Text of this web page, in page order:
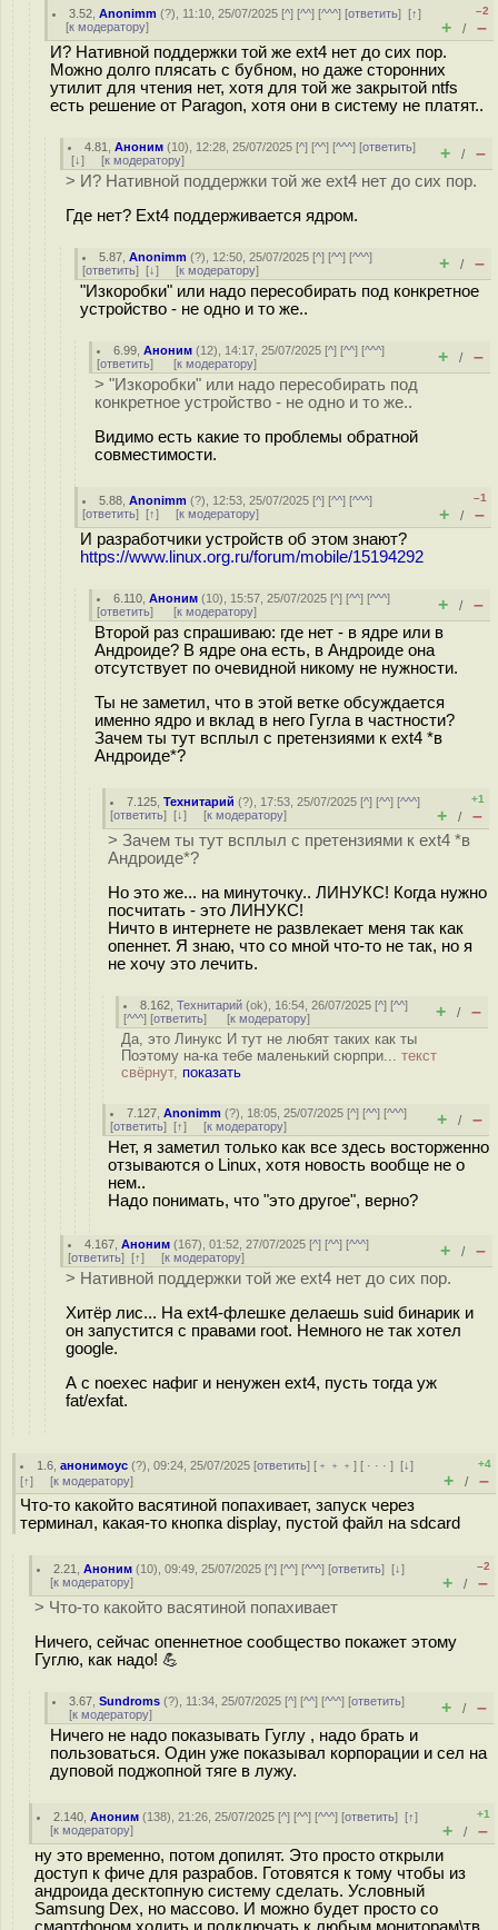
3.52 ,Anonimm (?), 11:10, 25/07/2025 [^] [^^] [^^^] [ответить][↑]
[к модератору]
–2
+ / –
И? Нативной поддержки той же ext4 нет до сих пор.
Можно долго плясать с бубном, но даже сторонних
утилит для чтения нет, хотя для той же закрытой ntfs
есть решение от Paragon, хотя они в систему не платят..
4.81 ,Аноним (10), 12:28, 25/07/2025 [^] [^^] [^^^] [ответить]
[↓] [к модератору] + / –
> И? Нативной поддержки той же ext4 нет до сих пор.
Где нет? Ext4 поддерживается ядром.
5.87 ,Anonimm (?), 12:50, 25/07/2025 [^] [^^] [^^^]
[ответить] [↓] [к модератору] + / –
"Изкоробки" или надо пересобирать под конкретное
устройство - не одно и то же..
6.99 ,Аноним (12), 14:17, 25/07/2025 [^] [^^] [^^^]
[ответить] [к модератору] + / –
> "Изкоробки" или надо пересобирать под
конкретное устройство - не одно и то же..
Видимо есть какие то проблемы обратной
совместимости.
5.88 ,Anonimm (?), 12:53, 25/07/2025 [^] [^^] [^^^]
[ответить] [↑] [к модератору]
–1
+ / –
И разработчики устройств об этом знают?
https://www.linux.org.ru/forum/mobile/15194292
6.110 ,Аноним (10), 15:57, 25/07/2025 [^] [^^] [^^^]
[ответить] [к модератору] + / –
Второй раз спрашиваю: где нет - в ядре или в
Андроиде? В ядре она есть, в Андроиде она
отсутствует по очевидной никому не нужности.
Ты не заметил, что в этой ветке обсуждается
именно ядро и вклад в него Гугла в частности?
Зачем ты тут всплыл с претензиями к ext4 *в
Андроиде*?
7.125 ,Технитарий (?), 17:53, 25/07/2025 [^] [^^] [^^^]
[ответить] [↓] [к модератору]
+1
+ / –
> Зачем ты тут всплыл с претензиями к ext4 *в
Андроиде*?
Но это же... на минуточку.. ЛИНУКС! Когда нужно
посчитать - это ЛИНУКС!
Ничто в интернете не развлекает меня так как
опеннет. Я знаю, что со мной что-то не так, но я
не хочу это лечить.
8.162 ,Технитарий (ok), 16:54, 26/07/2025 [^] [^^]
[^^^] [ответить] [к модератору] + / –
Да, это Линукс И тут не любят таких как ты
Поэтому на-ка тебе маленький сюрпри... текст
свёрнут, показать
7.127 ,Anonimm (?), 18:05, 25/07/2025 [^] [^^] [^^^]
[ответить] [↑] [к модератору] + / –
Нет, я заметил только как все здесь восторженно
отзываются о Linux, хотя новость вообще не о
нем..
Надо понимать, что "это другое", верно?
4.167 ,Аноним (167), 01:52, 27/07/2025 [^] [^^] [^^^]
[ответить] [↑] [к модератору] + / –
> Нативной поддержки той же ext4 нет до сих пор.
Хитёр лис... На ext4-флешке делаешь suid бинарик и
он запустится с правами root. Немного не так хотел
google.
А с noexec нафиг и ненужен ext4, пусть тогда уж
fat/exfat.
1.6 ,анонимоус (?), 09:24, 25/07/2025 [ответить] [ ﹢﹢﹢] [ · · ·][↓]
[↑] [к модератору]
+4
+ / –
Что-то какойто васятиной попахивает, запуск через
терминал, какая-то кнопка display, пустой файл на sdcard
2.21 ,Аноним (10), 09:49, 25/07/2025 [^] [^^] [^^^] [ответить][↓]
[к модератору]
–2
+ / –
> Что-то какойто васятиной попахивает
Ничего, сейчас опеннетное сообщество покажет этому
Гуглю, как надо! 💪
3.67 ,Sundroms (?), 11:34, 25/07/2025 [^] [^^] [^^^] [ответить]
[к модератору] + / –
Ничего не надо показывать Гуглу , надо брать и
пользоваться. Один уже показывал корпорации и сел на
дуповой поджопной тяге в лужу.
2.140 ,Аноним (138), 21:26, 25/07/2025 [^] [^^] [^^^] [ответить][↑]
[к модератору]
+1
+ / –
ну это временно, потом допилят. Это просто открыли
доступ к фиче для разрабов. Готовятся к тому чтобы из
андроида десктопную систему сделать. Условный
Samsung Dex, но массово. И можно будет просто со